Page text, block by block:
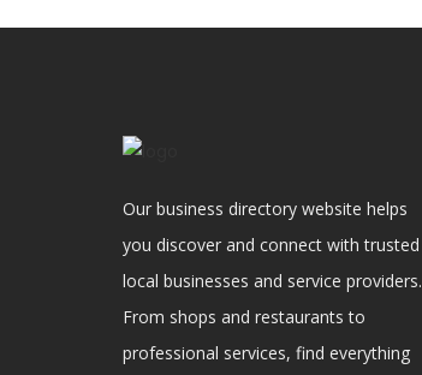
Our business directory website helps
you discover and connect with trusted
local businesses and service providers.
From shops and restaurants to
professional services, find everything